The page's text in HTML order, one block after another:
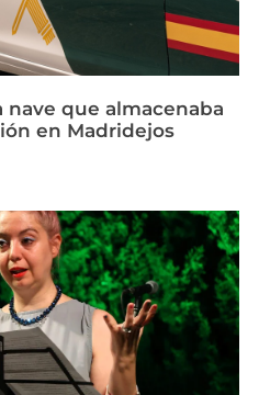
nave que almacenaba
en Madridejos